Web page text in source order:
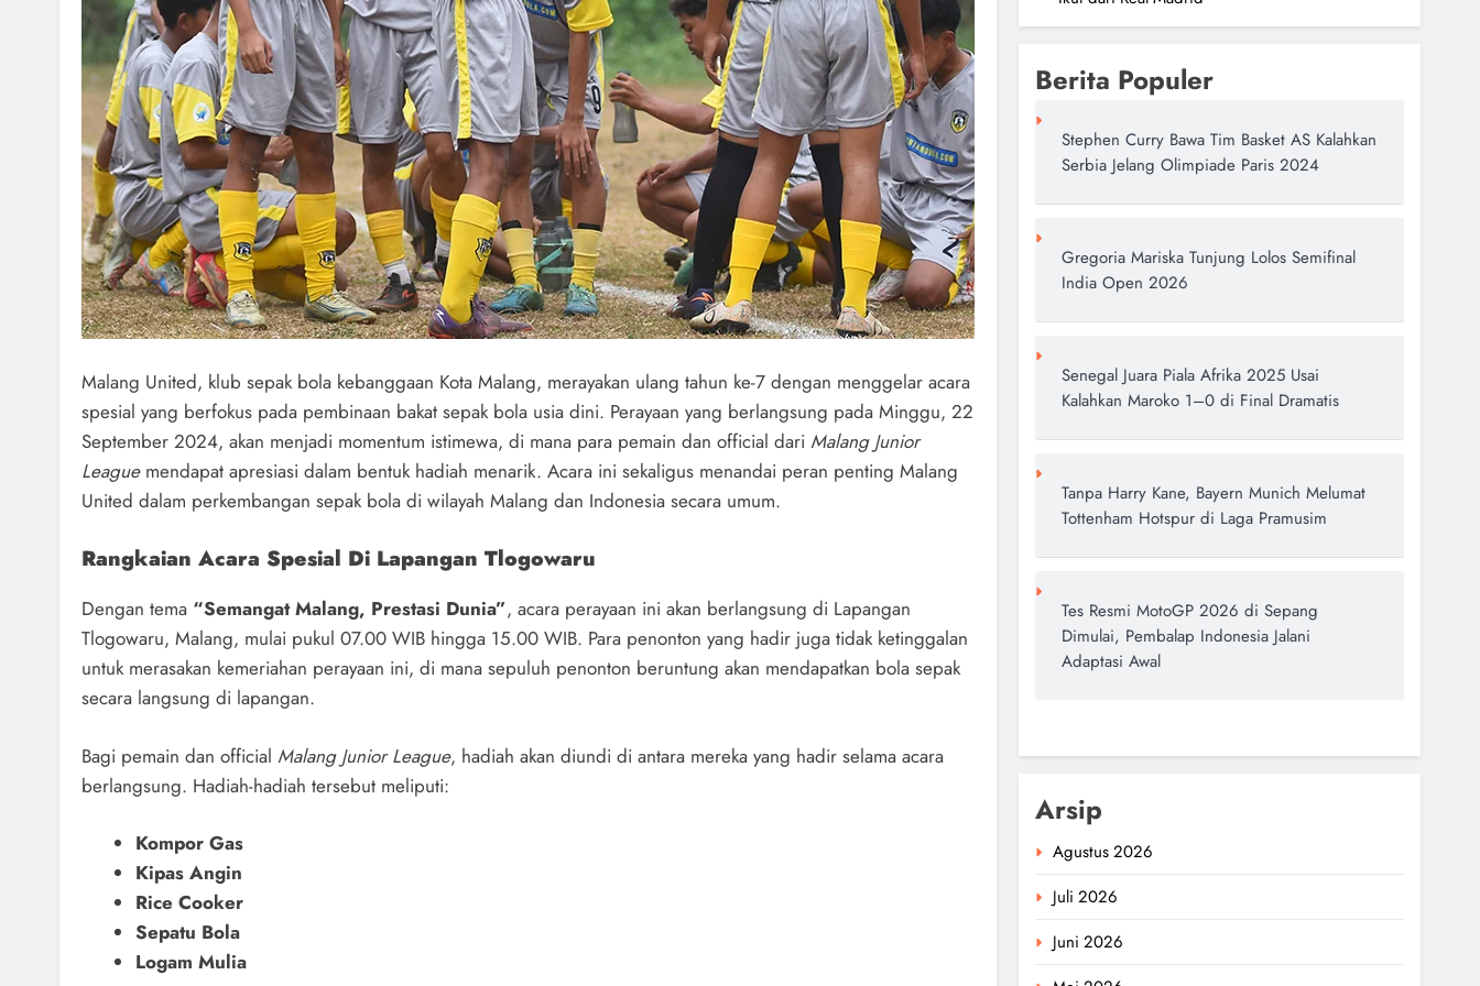
Malang United, klub sepak bola kebanggaan Kota Malang, merayakan ulang tahun ke-7 dengan menggelar acara
spesial yang berfokus pada pembinaan bakat sepak bola usia dini. Perayaan yang berlangsung pada Minggu, 22
September 2024, akan menjadi momentum istimewa, di mana para pemain dan official dari Malang Junior
Leaguemendapat apresiasi dalam bentuk hadiah menarik. Acara ini sekaligus menandai peran penting Malang
United dalam perkembangan sepak bola di wilayah Malang dan Indonesia secara umum.
Rangkaian Acara Spesial Di Lapangan Tlogowaru
Dengan tema “Semangat Malang, Prestasi Dunia”, acara perayaan ini akan berlangsung di Lapangan
Tlogowaru, Malang, mulai pukul 07.00 WIB hingga 15.00 WIB. Para penonton yang hadir juga tidak ketinggalan
untuk merasakan kemeriahan perayaan ini, di mana sepuluh penonton beruntung akan mendapatkan bola sepak
secara langsung di lapangan.
Bagi pemain dan official Malang Junior League, hadiah akan diundi di antara mereka yang hadir selama acara
berlangsung. Hadiah-hadiah tersebut meliputi:
Kompor Gas
Kipas Angin
Rice Cooker
Sepatu Bola
Logam Mulia
Berita Populer
Stephen Curry Bawa Tim Basket AS Kalahkan
Serbia Jelang Olimpiade Paris 2024
Gregoria Mariska Tunjung Lolos Semifinal
India Open 2026
Senegal Juara Piala Afrika 2025 Usai
Kalahkan Maroko 1–0 di Final Dramatis
Tanpa Harry Kane, Bayern Munich Melumat
Tottenham Hotspur di Laga Pramusim
Tes Resmi MotoGP 2026 di Sepang
Dimulai, Pembalap Indonesia Jalani
Adaptasi Awal
Arsip
Agustus 2026
Juli 2026
Juni 2026